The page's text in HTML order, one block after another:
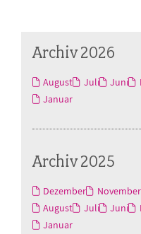
Archiv 2026
August Juli Juni
Januar
Archiv 2025
Dezember November
August
Juli Juni
Januar